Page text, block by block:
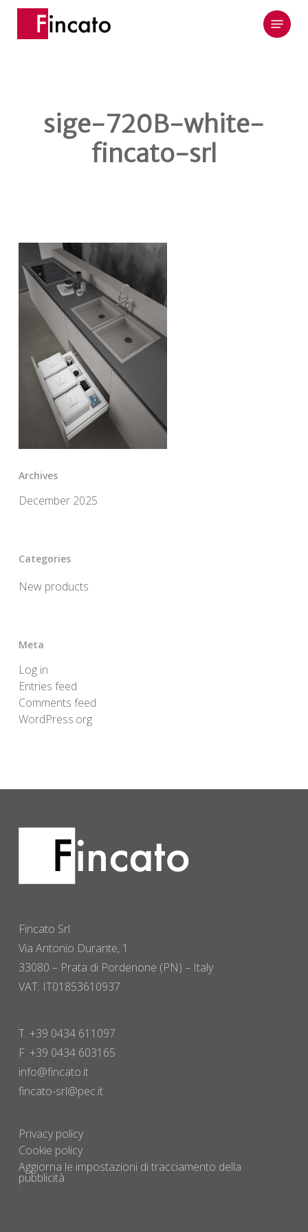
Skip
Menu
sige-720B-white-
fincato-srl
Archives
December 2025
Categories
New products
Meta
Log in
Entries feed
Comments feed
WordPress.org
Fincato Srl
Via Antonio Durante, 1
33080 – Prata di Pordenone (PN) – Italy
VAT: IT01853610937
T. +39 0434 611097
F. +39 0434 603165
info@fincato.it
fincato-srl@pec.it
Privacy policy
Cookie policy
Aggiorna le impostazioni di tracciamento della
pubblicità